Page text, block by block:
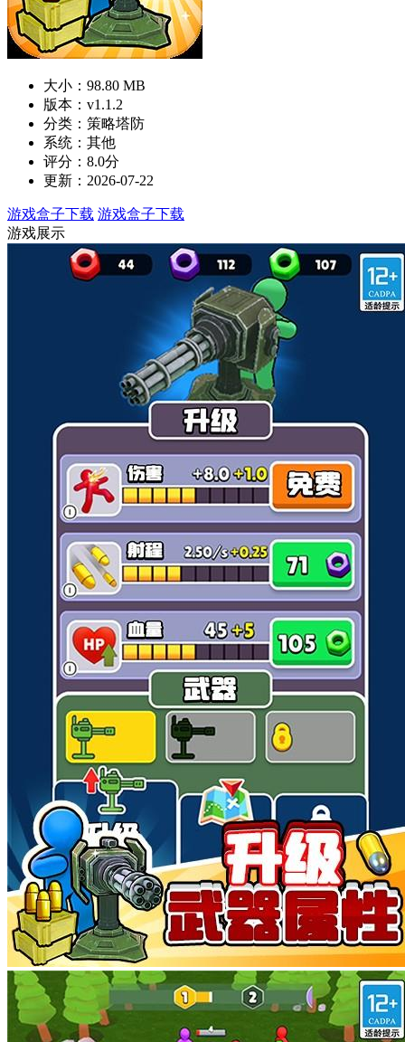
大小：98.80 MB
版本：v1.1.2
分类：策略塔防
系统：其他
评分：8.0分
更新：2026-07-22
游戏盒子下载 游戏盒子下载
游戏展示